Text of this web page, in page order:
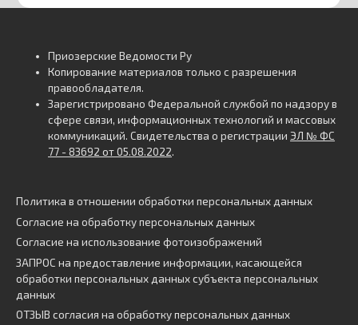
Приозерские Ведомости Ру
Копирование материалов только с разрешения
правообладателя.
Зарегистрировано Федеральной службой по надзору в
сфере связи, информационных технологий и массовых
коммуникаций. Свидетельства о регистрации ЭЛ № ФС
77 - 83692 от 05.08.2022.
Политика в отношении обработки персональных данных
Согласие на обработку персональных данных
Согласие на использование фотоизображений
ЗАПРОС на предоставление информации, касающейся
обработки персональных данных субъекта персональных
данных
ОТЗЫВ согласия на обработку персональных данных